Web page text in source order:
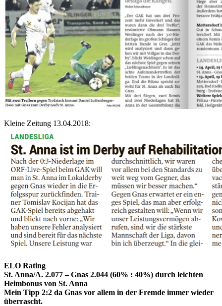
Kleine Zeitung 13.04.2018:
ELO Rating
St. Anna/A. 2.077 – Gnas 2.044 (60% : 40%) durch leichten
Heimbonus von St. Anna
Mein Tipp 2:2 da Gnas vor allem in der Fremde immer wieder
überrascht.